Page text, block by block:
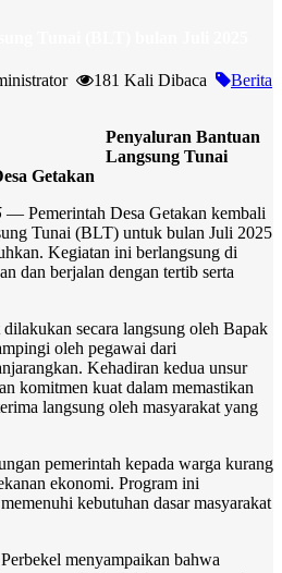
181 Kali Dibaca
Berita
Penyaluran Bantuan
Langsung Tunai
Getakan
— Pemerintah Desa Getakan kembali
Tunai (BLT) untuk bulan Juli 2025
Kegiatan ini berlangsung di
dan berjalan dengan tertib serta
secara langsung oleh Bapak
oleh pegawai dari
Kehadiran kedua unsur
komitmen kuat dalam memastikan
langsung oleh masyarakat yang
pemerintah kepada warga kurang
ekonomi. Program ini
kebutuhan dasar masyarakat
menyampaikan bahwa